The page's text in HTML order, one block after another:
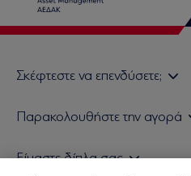
Σκέφτεστε να επενδύσετε;
Τιμολογιακή Πολιτική
Παρακολουθήστε την αγορά
Είμαστε δίπλα σας